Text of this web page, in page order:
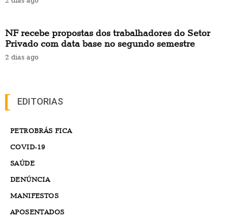
APOSENTADOS
PETROS
GERAL
INFORMAÇÕES
IMPRENSA
DIRETORIA
FILIE-SE
CONTATO
POLÍTICA DE PRIVACIDADE